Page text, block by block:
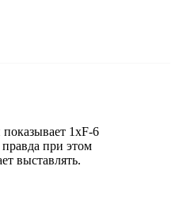
1хF-6
при этом
выставлять.